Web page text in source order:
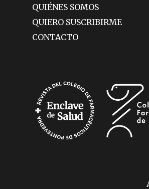
QUIÉNES SOMOS
QUIERO SUSCRIBIRME
CONTACTO